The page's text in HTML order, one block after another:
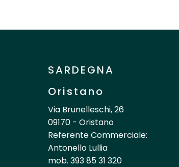
SARDEGNA
Oristano
Via Brunelleschi, 26
09170 - Oristano
Referente Commerciale:
Antonello Lullia
mob. 393 85 31 320